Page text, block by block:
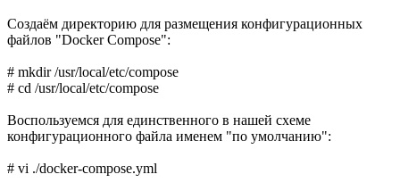
Создаём директорию для размещения конфигурационных
файлов "Docker Compose":
# mkdir /usr/local/etc/compose
# cd /usr/local/etc/compose
Воспользуемся для единственного в нашей схеме
конфигурационного файла именем "по умолчанию":
# vi ./docker-compose.yml